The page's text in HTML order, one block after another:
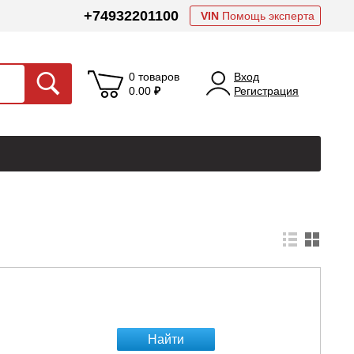
+74932201100 VIN Помощь эксперта
0 товаров
0.00 ₽
Вход
Регистрация
Найти